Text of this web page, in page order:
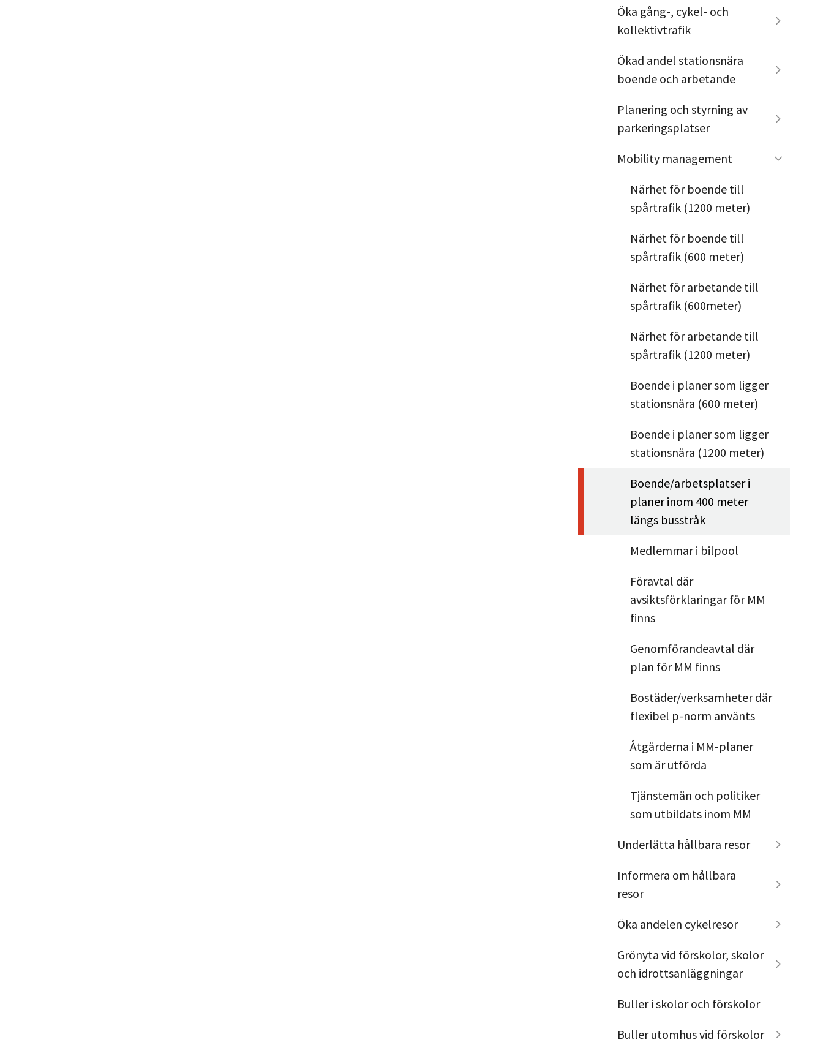
Öka gång-, cykel- och
kollektivtrafik
Ökad andel stationsnära
boende och arbetande
Planering och styrning av
parkeringsplatser
Mobility management
Närhet för boende till
spårtrafik (1200 meter)
Närhet för boende till
spårtrafik (600 meter)
Närhet för arbetande till
spårtrafik (600meter)
Närhet för arbetande till
spårtrafik (1200 meter)
Boende i planer som ligger
stationsnära (600 meter)
Boende i planer som ligger
stationsnära (1200 meter)
Boende/arbetsplatser i
planer inom 400 meter
längs busstråk
Medlemmar i bilpool
Föravtal där
avsiktsförklaringar för MM
finns
Genomförandeavtal där
plan för MM finns
Bostäder/verksamheter där
flexibel p-norm använts
Åtgärderna i MM-planer
som är utförda
Tjänstemän och politiker
som utbildats inom MM
Underlätta hållbara resor
Informera om hållbara
resor
Öka andelen cykelresor
Grönyta vid förskolor, skolor
och idrottsanläggningar
Buller i skolor och förskolor
Buller utomhus vid förskolor